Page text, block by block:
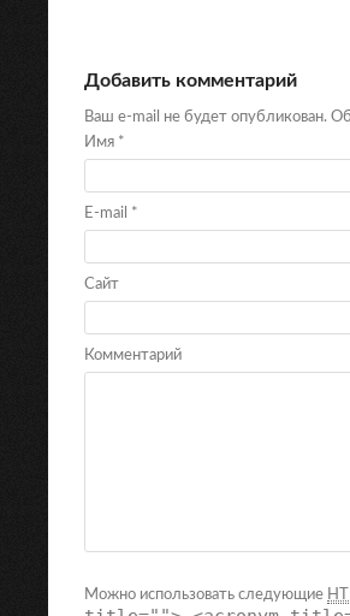
Добавить комментарий
Ваш e-mail не будет опубликован.
Имя *
E-mail *
Сайт
Комментарий
Можно использовать следующие